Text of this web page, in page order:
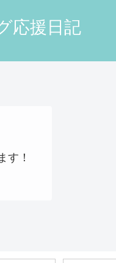
応援日記
す！